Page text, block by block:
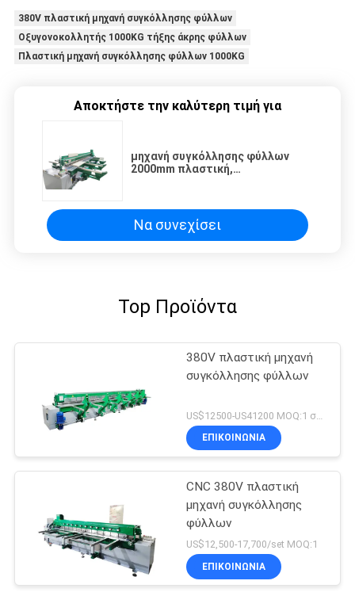
380V πλαστική μηχανή συγκόλλησης φύλλων
Οξυγονοκολλητής 1000KG τήξης άκρης φύλλων
Πλαστική μηχανή συγκόλλησης φύλλων 1000KG
Αποκτήστε την καλύτερη τιμή για
μηχανή συγκόλλησης φύλλων
2000mm πλαστική,
Να συνεχίσει
Top Προϊόντα
380V πλαστική μηχανή
συγκόλλησης φύλλων
ΕΠΙΚΟΙΝΩΝΙΑ
CNC 380V πλαστική
μηχανή συγκόλλησης
φύλλων
US$12,500-17,700/set MOQ:1
ΕΠΙΚΟΙΝΩΝΙΑ